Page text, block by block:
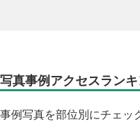
写真事例アクセスラン
事例写真を部位別にチェッ